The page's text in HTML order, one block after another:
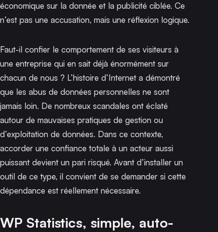
économique sur la donnée et la publicité ciblée. Ce
n’est pas une accusation, mais une réflexion logique.
Faut-il confier le comportement de ses visiteurs à
une entreprise qui en sait déjà énormément sur
chacun de nous ? L’histoire d’Internet a démontré
que les abus de données personnelles ne sont
jamais loin. De nombreux scandales ont éclaté
autour de mauvaises pratiques de gestion ou
d’exploitation de données. Dans ce contexte,
accorder une confiance totale à un acteur aussi
puissant devient un pari risqué. Avant d’installer un
outil de ce type, il convient de se demander si cette
dépendance est réellement nécessaire.
WP Statistics, simple, auto-